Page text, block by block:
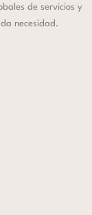
de servicios y
necesidad.